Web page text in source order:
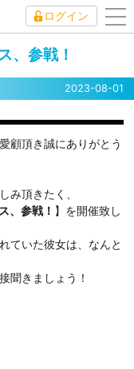
ログイン
、参戦！
2023-08-01
顧頂き誠にありがとう
み頂きたく、
、参戦！ 】を開催致し
ていた彼女は、なんと
聞きましょう！